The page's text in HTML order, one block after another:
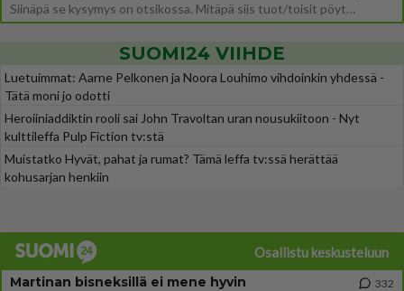
Siinäpä se kysymys on otsikossa. Mitäpä siis tuot/toisit pöytään parisuhteessa? Oletko mies vai nainen? Koetko sen mitä
SUOMI24 VIIHDE
Luetuimmat: Aarne Pelkonen ja Noora Louhimo vihdoinkin yhdessä -
Tätä moni jo odotti
Heroiiniaddiktin rooli sai John Travoltan uran nousukiitoon - Nyt
kulttileffa Pulp Fiction tv:stä
Muistatko Hyvät, pahat ja rumat? Tämä leffa tv:ssä herättää
kohusarjan henkiin
Osallistu keskusteluun
Martinan bisneksillä ei mene hyvin
332